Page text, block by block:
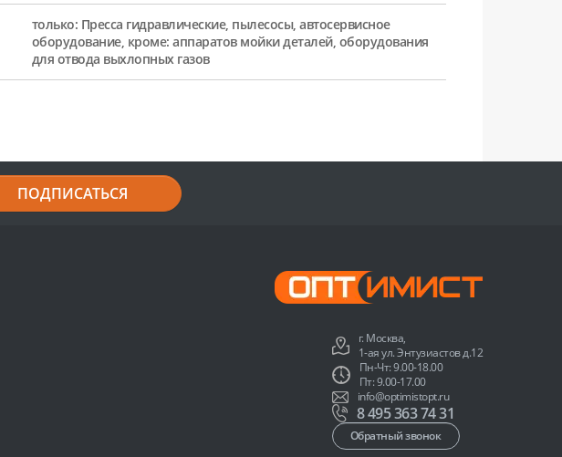
только: Пресса гидравлические, пылесосы, автосервисное
оборудование, кроме: аппаратов мойки деталей, оборудования
для отвода выхлопных газов
ПОДПИСАТЬСЯ
г. Москва,
1-ая ул. Энтузиастов д.12
Пн-Чт: 9.00-18.00
Пт: 9.00-17.00
info@optimistopt.ru
8 495 363 74 31
Обратный звонок